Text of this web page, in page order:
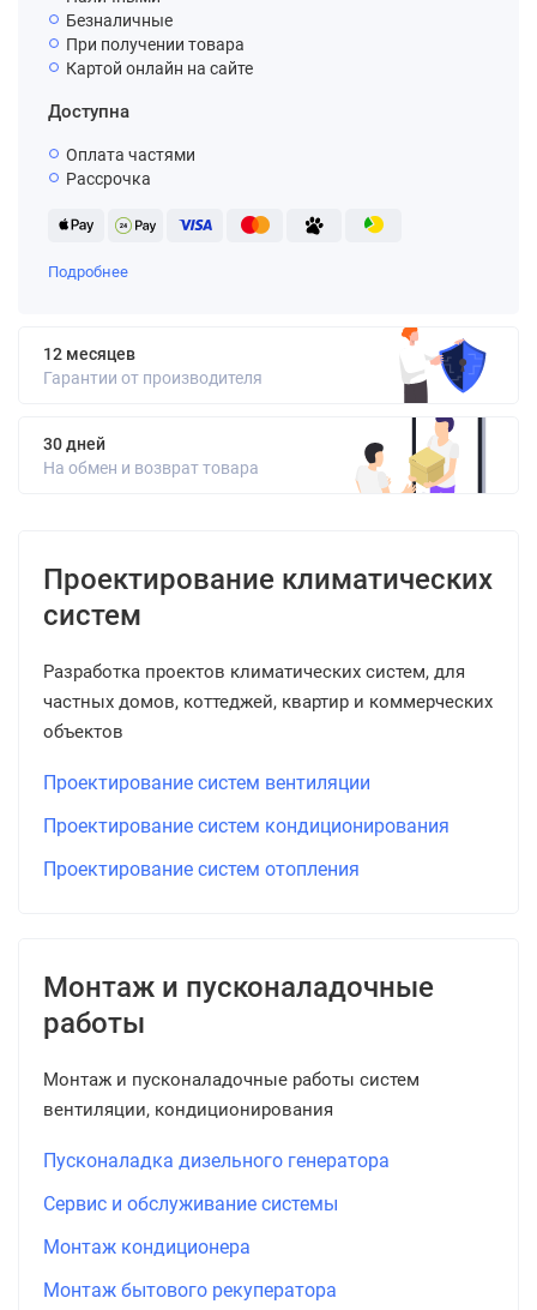
Безналичные
При получении товара
Картой онлайн на сайте
Доступна
Оплата частями
Рассрочка
Подробнее
12 месяцев
Гарантии от производителя
30 дней
На обмен и возврат товара
Проектирование климатических
систем
Разработка проектов климатических систем, для
частных домов, коттеджей, квартир и коммерческих
объектов
Проектирование систем вентиляции
Проектирование систем кондиционирования
Проектирование систем отопления
Монтаж и пусконаладочные
работы
Монтаж и пусконаладочные работы систем
вентиляции, кондиционирования
Пусконаладка дизельного генератора
Сервис и обслуживание системы
Монтаж кондиционера
Монтаж бытового рекуператора